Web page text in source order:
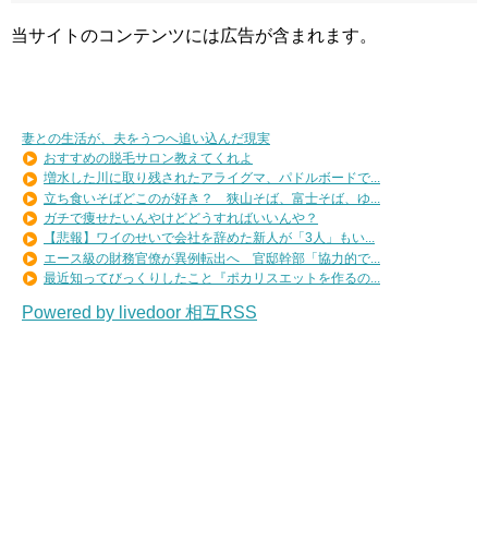
当サイトのコンテンツには広告が含まれます。
妻との生活が、夫をうつへ追い込んだ現実
おすすめの脱毛サロン教えてくれよ
増水した川に取り残されたアライグマ、パドルボードで...
立ち食いそばどこのが好き？ 狭山そば、富士そば、ゆ...
ガチで痩せたいんやけどどうすればいいんや？
【悲報】ワイのせいで会社を辞めた新人が「3人」もい...
エース級の財務官僚が異例転出へ 官邸幹部「協力的で...
最近知ってびっくりしたこと『ポカリスエットを作るの...
Powered by livedoor 相互RSS